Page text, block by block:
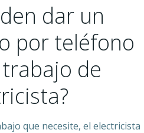
dar un
por teléfono
de
que necesite, el electricista